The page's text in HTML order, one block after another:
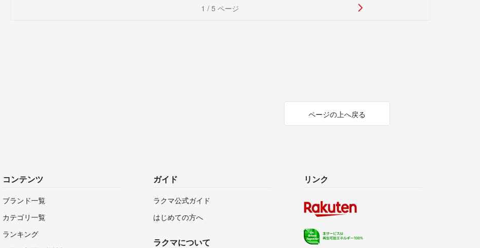
1 / 5 ページ
ページの上へ戻る
コンテンツ
ブランド一覧
カテゴリ一覧
ランキング
ガイド
ラクマ公式ガイド
はじめての方へ
ラクマについて
リンク